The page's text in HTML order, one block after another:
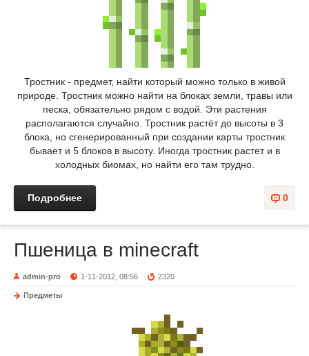
Тростник - предмет, найти который можно только в живой
природе. Тростник можно найти на блоках земли, травы или
песка, обязательно рядом с водой. Эти растения
располагаются случайно. Тростник растёт до высоты в 3
блока, но сгенерированный при создании карты тростник
бывает и 5 блоков в высоту. Иногда тростник растет и в
холодных биомах, но найти его там трудно.
0
Подробнее
Пшеница в minecraft
admin-pro 1-11-2012, 08:56 2320
Предметы